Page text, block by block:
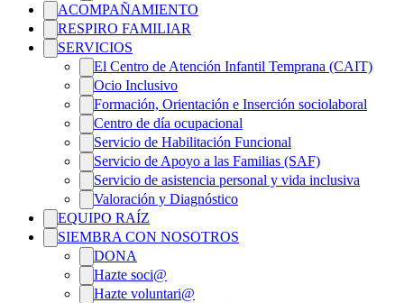
ACOMPAÑAMIENTO
RESPIRO FAMILIAR
SERVICIOS
El Centro de Atención Infantil Temprana (CAIT)
Ocio Inclusivo
Formación, Orientación e Inserción sociolaboral
Centro de día ocupacional
Servicio de Habilitación Funcional
Servicio de Apoyo a las Familias (SAF)
Servicio de asistencia personal y vida inclusiva
Valoración y Diagnóstico
EQUIPO RAÍZ
SIEMBRA CON NOSOTROS
DONA
Hazte soci@
Hazte voluntari@